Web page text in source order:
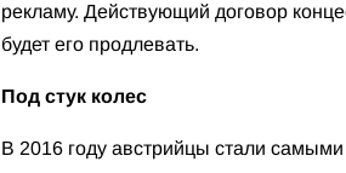
рекламу. Действующий договор
будет его продлевать.
Под стук колес
В 2016 году австрийцы стали